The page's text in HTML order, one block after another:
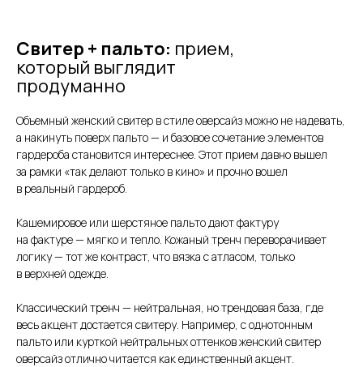
Свитер + пальто: прием,
который выглядит
продуманно
Объемный женский свитер в стиле оверсайз можно не надевать,
а накинуть поверх пальто — и базовое сочетание элементов
гардероба становится интереснее. Этот прием давно вышел
за рамки «так делают только в кино» и прочно вошел
в реальный гардероб.
Кашемировое или шерстяное пальто дают фактуру
на фактуре — мягко и тепло. Кожаный тренч переворачивает
логику — тот же контраст, что вязка с атласом, только
в верхней одежде.
Классический тренч — нейтральная, но трендовая база, где
весь акцент достается свитеру. Например, с однотонным
пальто или курткой нейтральных оттенков женский свитер
оверсайз отлично читается как единственный акцент.